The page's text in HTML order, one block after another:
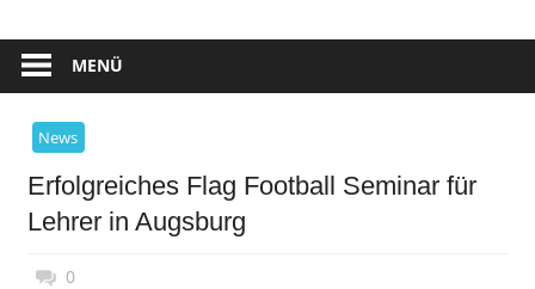
MENÜ
News
Erfolgreiches Flag Football Seminar für
Lehrer in Augsburg
18. April 2004
Daniel Metzler
0